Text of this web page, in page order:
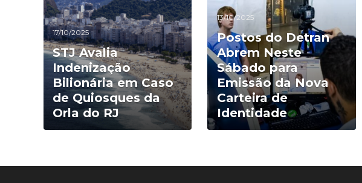
17/10/2025
STJ Avalia
Indenização
Bilionária em Caso
de Quiosques da
Orla do RJ
13/10/2025
Postos do Detran
Abrem Neste
Sábado para
Emissão da Nova
Carteira de
Identidade